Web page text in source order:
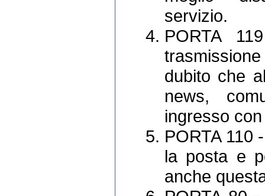
servizio.
PORTA
dubito che
news,
ingresso
PORTA 110
la posta e
anche